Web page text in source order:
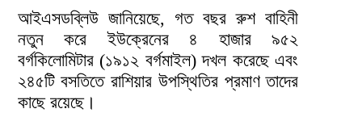
আইএসডব্লিউ জানিয়েছে, গত বছর রুশ বাহিনী
নতুন করে ইউক্রেনের ৪ হাজার ৯৫২
বর্গকিলোমিটার (১৯১২ বর্গমাইল) দখল করেছে এবং
২৪৫টি বসতিতে রাশিয়ার উপস্থিতির প্রমাণ তাদের
কাছে রয়েছে।